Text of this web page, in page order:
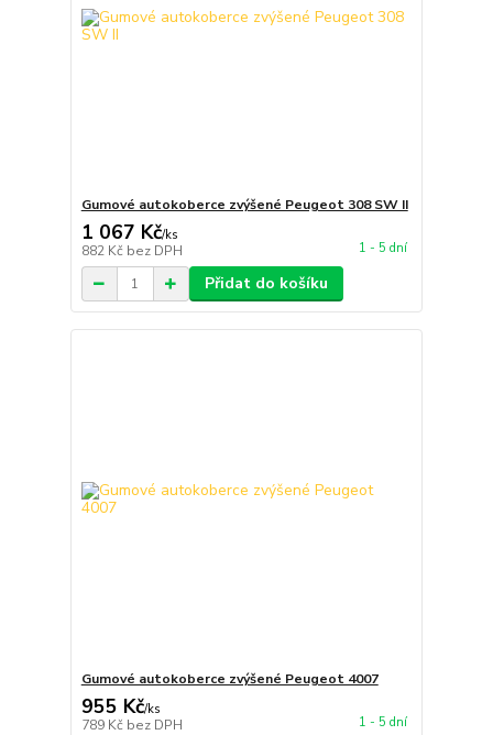
Gumové autokoberce zvýšené Peugeot 308 SW II
1 067 Kč/ks
882 Kč bez DPH 1 - 5 dní
Přidat do košíku
Gumové autokoberce zvýšené Peugeot 4007
955 Kč/ks
789 Kč bez DPH 1 - 5 dní